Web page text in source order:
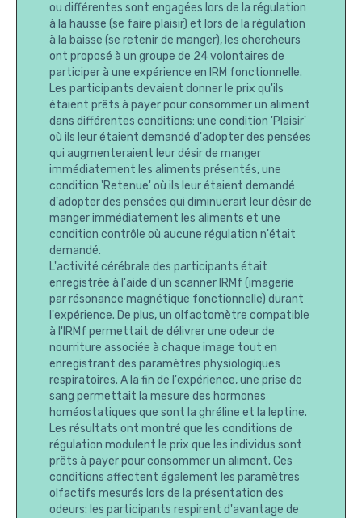
ou différentes sont engagées lors de la régulation
à la hausse (se faire plaisir) et lors de la régulation
à la baisse (se retenir de manger), les chercheurs
ont proposé à un groupe de 24 volontaires de
participer à une expérience en IRM fonctionnelle.
Les participants devaient donner le prix qu'ils
étaient prêts à payer pour consommer un aliment
dans différentes conditions: une condition 'Plaisir'
où ils leur étaient demandé d'adopter des pensées
qui augmenteraient leur désir de manger
immédiatement les aliments présentés, une
condition 'Retenue' où ils leur étaient demandé
d'adopter des pensées qui diminuerait leur désir de
manger immédiatement les aliments et une
condition contrôle où aucune régulation n'était
demandé.
L'activité cérébrale des participants était
enregistrée à l'aide d'un scanner IRMf (imagerie
par résonance magnétique fonctionnelle) durant
l'expérience. De plus, un olfactomètre compatible
à l'IRMf permettait de délivrer une odeur de
nourriture associée à chaque image tout en
enregistrant des paramètres physiologiques
respiratoires. A la fin de l'expérience, une prise de
sang permettait la mesure des hormones
homéostatiques que sont la ghréline et la leptine.
Les résultats ont montré que les conditions de
régulation modulent le prix que les individus sont
prêts à payer pour consommer un aliment. Ces
conditions affectent également les paramètres
olfactifs mesurés lors de la présentation des
odeurs: les participants respirent d'avantage de